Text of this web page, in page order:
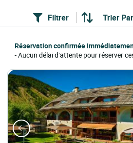
Filtrer Trier Par
Réservation confirmée
- Aucun délai d’attente pour réserver